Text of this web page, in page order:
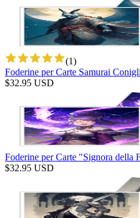
(1)
Foderine per Carte Samurai
$32.95 USD
Foderine per Carte "Signora della
$32.95 USD